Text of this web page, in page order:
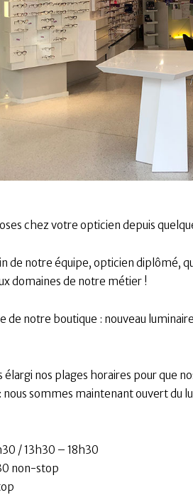
chez votre opticien depuis
de notre équipe, opticien diplômé,
domaines de notre métier !
de notre boutique : nouveau
élargi nos plages horaires pour que
sommes maintenant ouvert du
/ 13h30 – 18h30
non-stop